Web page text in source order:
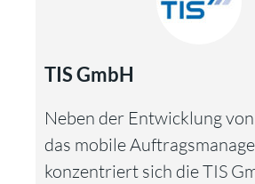
TIS GmbH
Neben der Entwicklung
das mobile
konzentriert sich die TIS